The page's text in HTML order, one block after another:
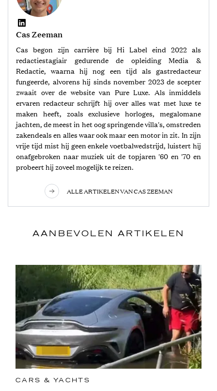
Cas Zeeman
Cas begon zijn carrière bij Hi Label eind 2022 als
redactiestagiair gedurende de opleiding Media &
Redactie, waarna hij nog een tijd als gastredacteur
fungeerde, alvorens hij sinds november 2023 de scepter
zwaait over de website van Pure Luxe. Als inmiddels
ervaren redacteur schrijft hij over alles wat met luxe te
maken heeft, zoals exclusieve horloges, megalomane
jachten, de meest in het oog springende villa's, omstreden
zakendeals en alles waar ook maar een motor in zit. In zijn
vrije tijd mist hij geen enkele voetbalwedstrijd, luistert hij
onafgebroken naar muziek uit de topjaren '60 en '70 en
probeert hij zoveel mogelijk te reizen.
ALLE ARTIKELEN VAN CAS ZEEMAN
AANBEVOLEN ARTIKELEN
CARS & YACHTS